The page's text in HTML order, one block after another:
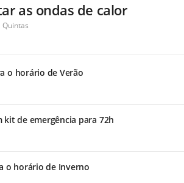
as ondas de calor
Quintas
o horário de Verão
kit de emergência para 72h
o horário de Inverno